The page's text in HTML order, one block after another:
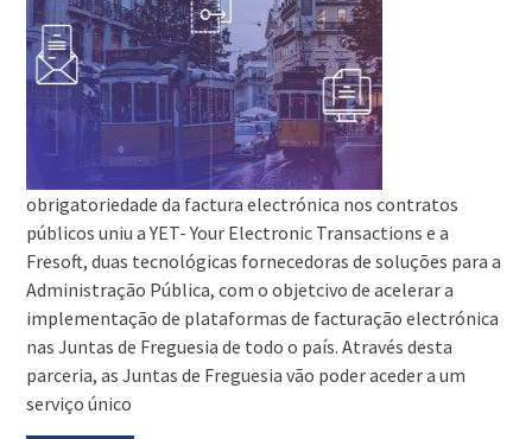
obrigatoriedade da factura electrónica nos contratos
públicos uniu a YET- Your Electronic Transactions e a
Fresoft, duas tecnológicas fornecedoras de soluções para a
Administração Pública, com o objetcivo de acelerar a
implementação de plataformas de facturação electrónica
nas Juntas de Freguesia de todo o país. Através desta
parceria, as Juntas de Freguesia vão poder aceder a um
serviço único